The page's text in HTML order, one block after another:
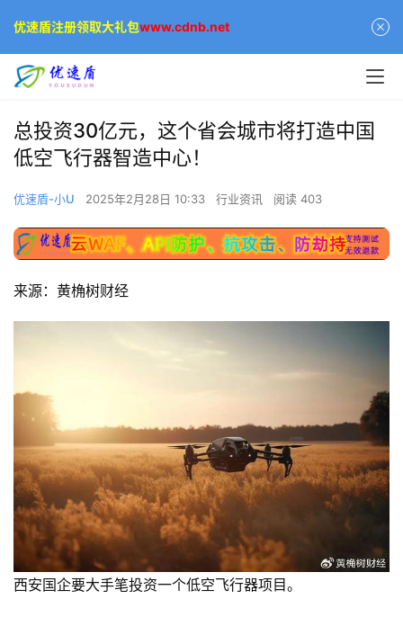
总投资30亿元，这个省会城市将打造中国
低空飞行器智造中心！
优速盾-小U 2025年2月28日 10:33 行业资讯 阅读 403
来源：黄桷树财经
西安国企要大手笔投资一个低空飞行器项目。
优速盾注册领取大礼包www.cdnb.net